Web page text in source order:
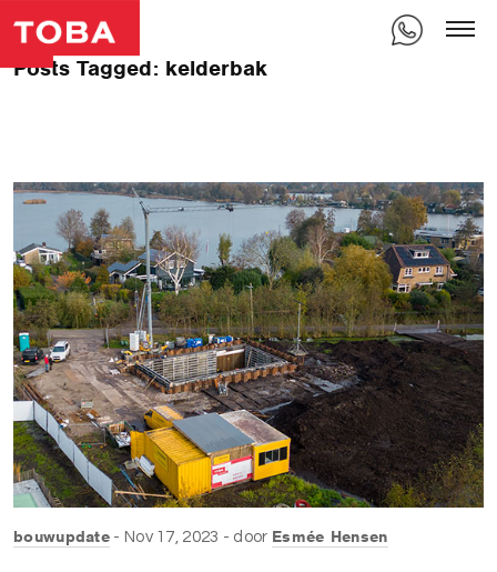
Posts Tagged: kelderbak
bouwupdate Nov 17, 2023 door Esmée Hensen